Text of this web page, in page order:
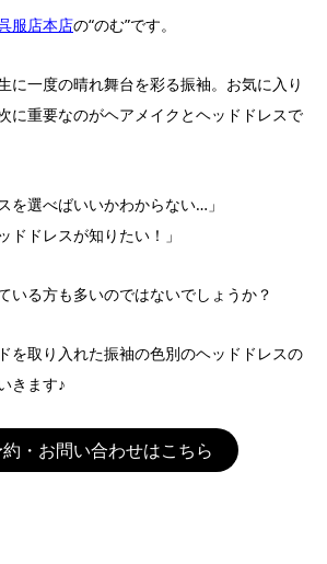
服店本店の“のむ”です。
に一度の晴れ舞台を彩る振袖。お気に入り
に重要なのがヘアメイクとヘッドドレスで
を選べばいいかわからない…」
ドドレスが知りたい！」
いる方も多いのではないでしょうか？
を取り入れた振袖の色別のヘッドドレスの
きます♪
・お問い合わせはこちら